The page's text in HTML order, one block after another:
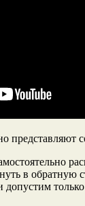
в обратную